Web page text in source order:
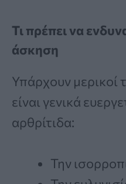
Τι πρέπει να
άσκηση
Υπάρχουν μερικοί
είναι γενικά
αρθρίτιδα:
Την